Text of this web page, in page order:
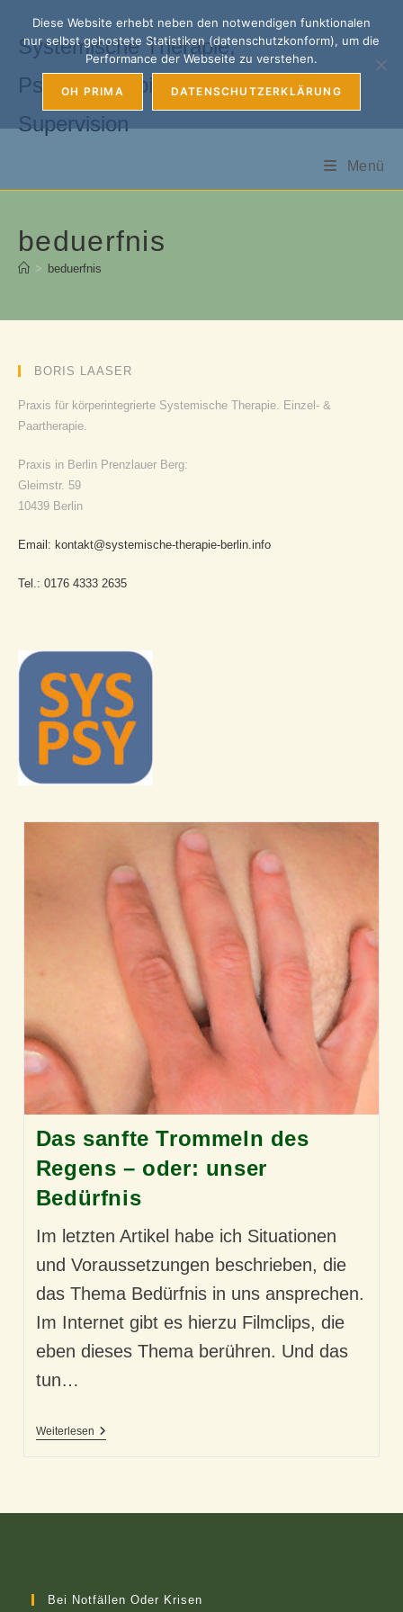
springen
Systemische Therapie,
Psychotherapie, Coaching &
Supervision
Menü
beduerfnis
> beduerfnis
BORIS LAASER
Praxis für körperintegrierte Systemische Therapie. Einzel- &
Paartherapie.
Praxis in Berlin Prenzlauer Berg:
Gleimstr. 59
10439 Berlin
Email: kontakt@systemische-therapie-berlin.info
Tel.: 0176 4333 2635
Das sanfte Trommeln des
Regens – oder: unser
Bedürfnis
Im letzten Artikel habe ich Situationen
und Voraussetzungen beschrieben, die
das Thema Bedürfnis in uns ansprechen.
Im Internet gibt es hierzu Filmclips, die
eben dieses Thema berühren. Und das
tun…
WeiterlesenDas
Oder:
Bei Notfällen Oder Krisen
Diese Website erhebt neben den notwendigen funktionalen
nur selbst gehostete Statistiken (datenschutzkonform), um die
Performance der Webseite zu verstehen.
OH PRIMA DATENSCHUTZERKLÄRUNG